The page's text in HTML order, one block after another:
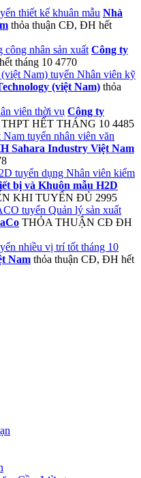
thiết kế khuân mẫu Nhà
thỏa thuận CĐ, ĐH hết
công nhân sản xuất Công ty
hết tháng 10 4770
Nam) tuyển Nhân viên kỹ
(việt Nam) thỏa
viên thời vụ Công ty
THPT HẾT THÁNG 10 4485
tuyển nhân viên văn
Sahara Industry Việt Nam
tuyển dụng Nhân viên kiểm
bị và Khuôn mẫu H2D
KHI TUYỂN ĐỦ 2995
tuyển Quản lý sản xuất
THỎA THUẬN CĐ ĐH
nhiều vị trí tốt tháng 10
Nam thỏa thuận CĐ, ĐH hết